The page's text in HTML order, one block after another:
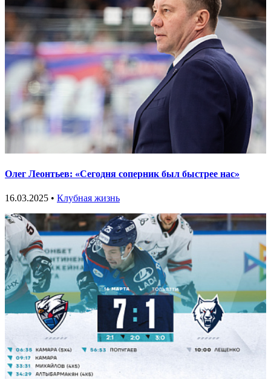
Олег Леонтьев: «Сегодня соперник был быстрее нас»
16.03.2025 • Клубная жизнь